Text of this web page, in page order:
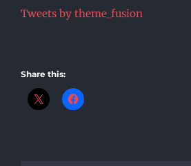
Tweets by theme_fusion
Share this: